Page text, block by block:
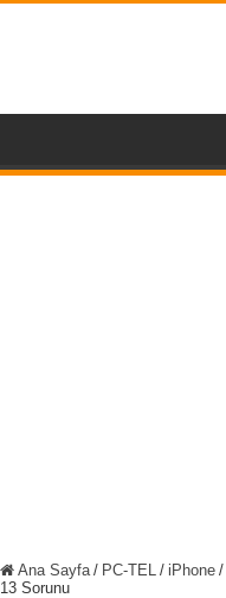
Ana Sayfa / PC-TEL / iPhone /
13 Sorunu